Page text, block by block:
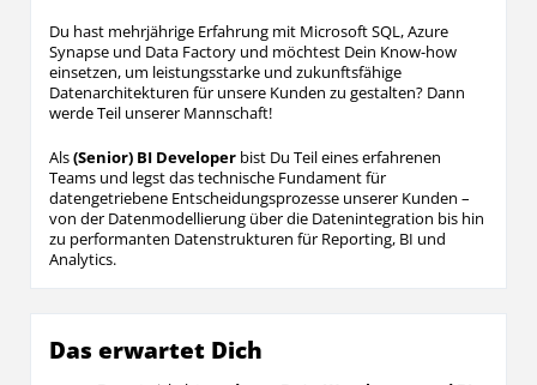
Du hast mehrjährige Erfahrung mit Microsoft SQL, Azure
Synapse und Data Factory und möchtest Dein Know-how
einsetzen, um leistungsstarke und zukunftsfähige
Datenarchitekturen für unsere Kunden zu gestalten? Dann
werde Teil unserer Mannschaft!
Als(Senior) BI Developer bist Du Teil eines erfahrenen
Teams und legst das technische Fundament für
datengetriebene Entscheidungsprozesse unserer Kunden –
von der Datenmodellierung über die Datenintegration bis hin
zu performanten Datenstrukturen für Reporting, BI und
Analytics.
Das erwartet Dich